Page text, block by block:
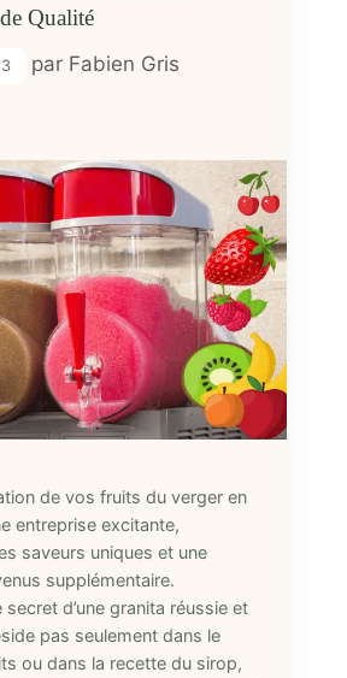
Qualité
par Fabien Gris
de vos fruits du verger en
entreprise excitante,
saveurs uniques et une
supplémentaire.
secret d’une granita réussie et
pas seulement dans le
ou dans la recette du sirop,